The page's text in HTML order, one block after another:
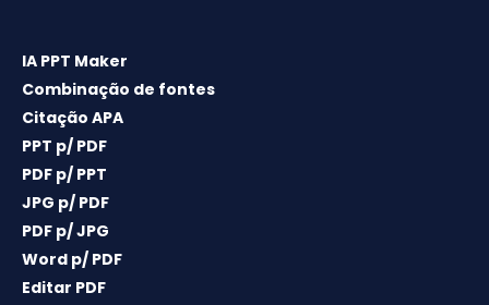
IA PPT Maker
Combinação de fontes
Citação APA
PPT p/ PDF
PDF p/ PPT
JPG p/ PDF
PDF p/ JPG
Word p/ PDF
Editar PDF